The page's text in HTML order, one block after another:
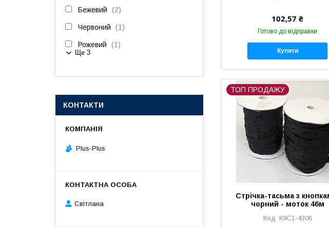
102,57 ₴
Готово до відправки
Купити
ТОП ПРОДАЖУ
Стрічка-тасьма з
чорний - моток 46м
К9С1-4306
Бежевий 2
Червоний 1
Рожевий 1
Ще 3
КОНТАКТИ
Plus-Plus
Світлана